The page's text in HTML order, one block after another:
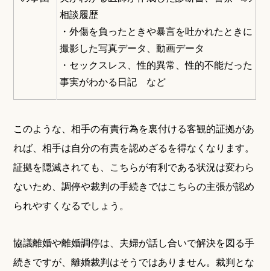
相談履歴
・外傷を負ったときや暴言を吐かれたときに
撮影した写真データ、動画データ
・セックスレス、性的異常、性的不能だった
事実がわかる日記 など
このような、相手の有責行為を裏付ける客観的証拠があ
れば、相手は自分の有責を認めざるを得なくなります。
証拠を隠滅されても、こちらが有利である状況は変わら
ないため、調停や裁判の手続きではこちらの主張が認め
られやすくなるでしょう。
協議離婚や離婚調停は、夫婦が話し合いで解決を図る手
続きですが、離婚裁判はそうではありません。裁判とな